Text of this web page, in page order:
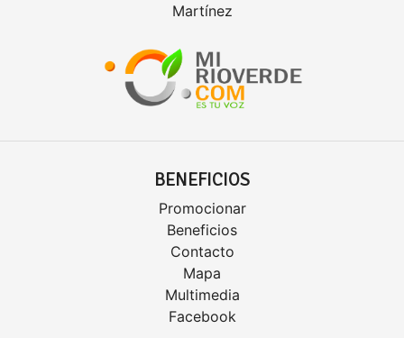
Martínez
BENEFICIOS
Promocionar
Beneficios
Contacto
Mapa
Multimedia
Facebook